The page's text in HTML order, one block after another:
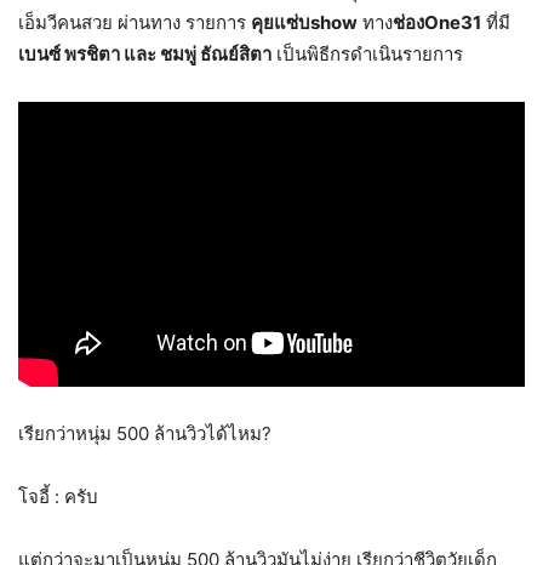
เอ็มวีคนสวย ผ่านทาง รายการ คุยแซ่บshow ทางช่องOne31 ที่มี
เบนซ์ พรชิตา และ ชมพู่ ธัณย์สิตา เป็นพิธีกรดำเนินรายการ
เรียกว่าหนุ่ม 500 ล้านวิวได้ไหม?
โจอี้ : ครับ
แต่กว่าจะมาเป็นหนุ่ม 500 ล้านวิวมันไม่ง่าย เรียกว่าชีวิตวัยเด็ก